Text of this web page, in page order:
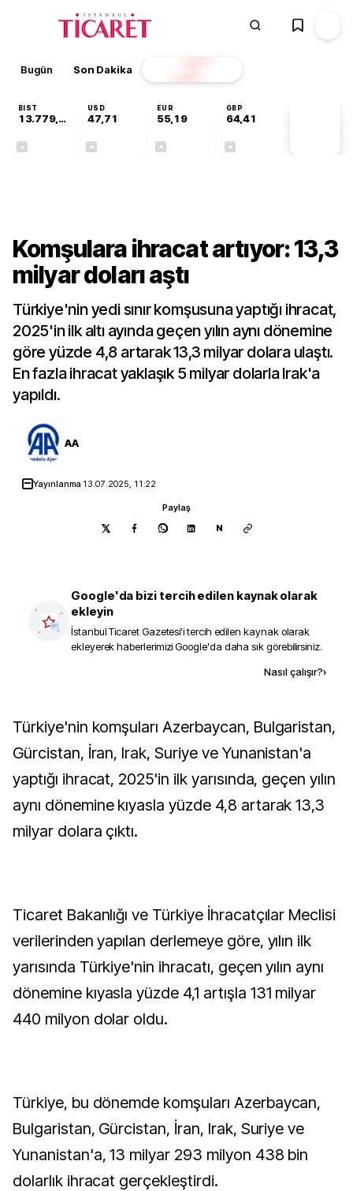
Bugün Son Dakika Finans EKSTRA
BIST
13.779,39
USD
47,71
EUR
55,19
GBP
64,41
Komşulara ihracat artıyor: 13,3
milyar doları aştı
Türkiye'nin yedi sınır komşusuna yaptığı ihracat,
2025'in ilk altı ayında geçen yılın aynı dönemine
göre yüzde 4,8 artarak 13,3 milyar dolara ulaştı.
En fazla ihracat yaklaşık 5 milyar dolarla Irak'a
yapıldı.
AA
Yayınlanma 13.07.2025, 11:22
Paylaş
N
Google'da bizi tercih edilen kaynak olarak
ekleyin
İstanbul Ticaret Gazetesi'i tercih edilen kaynak olarak
ekleyerek haberlerimizi Google'da daha sık görebilirsiniz.
Nasıl çalışır?›
Türkiye'nin komşuları Azerbaycan, Bulgaristan,
Gürcistan, İran, Irak, Suriye ve Yunanistan'a
yaptığı ihracat, 2025'in ilk yarısında, geçen yılın
aynı dönemine kıyasla yüzde 4,8 artarak 13,3
milyar dolara çıktı.
Ticaret Bakanlığı ve Türkiye İhracatçılar Meclisi
verilerinden yapılan derlemeye göre, yılın ilk
yarısında Türkiye'nin ihracatı, geçen yılın aynı
dönemine kıyasla yüzde 4,1 artışla 131 milyar
440 milyon dolar oldu.
Türkiye, bu dönemde komşuları Azerbaycan,
Bulgaristan, Gürcistan, İran, Irak, Suriye ve
Yunanistan'a, 13 milyar 293 milyon 438 bin
dolarlık ihracat gerçekleştirdi.